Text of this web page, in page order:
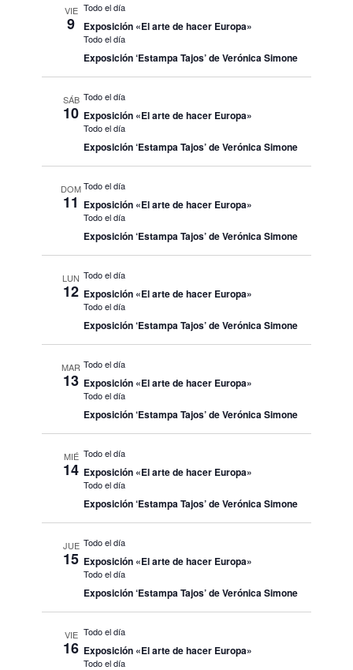
VIE
9
Todo el día
Exposición «El arte de hacer Europa»
Todo el día
Exposición ‘Estampa Tajos’ de Verónica Simone
SÁB
10
Todo el día
Exposición «El arte de hacer Europa»
Todo el día
Exposición ‘Estampa Tajos’ de Verónica Simone
DOM
11
Todo el día
Exposición «El arte de hacer Europa»
Todo el día
Exposición ‘Estampa Tajos’ de Verónica Simone
LUN
12
Todo el día
Exposición «El arte de hacer Europa»
Todo el día
Exposición ‘Estampa Tajos’ de Verónica Simone
MAR
13
Todo el día
Exposición «El arte de hacer Europa»
Todo el día
Exposición ‘Estampa Tajos’ de Verónica Simone
MIÉ
14
Todo el día
Exposición «El arte de hacer Europa»
Todo el día
Exposición ‘Estampa Tajos’ de Verónica Simone
JUE
15
Todo el día
Exposición «El arte de hacer Europa»
Todo el día
Exposición ‘Estampa Tajos’ de Verónica Simone
VIE
16
Todo el día
Exposición «El arte de hacer Europa»
Todo el día